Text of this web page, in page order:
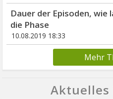
Dauer der Episoden, wie
die Phase
10.08.2019 18:33
Mehr
Aktuelles